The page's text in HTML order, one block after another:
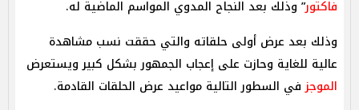
فاكتور” وذلك بعد النجاح المدوي المواسم الماضية له.
وذلك بعد عرض أولى حلقاته والتي حققت نسب مشاهدة
عالية للغاية وحازت على إعجاب الجمهور بشكل كبير ويستعرض
الموجزفي السطور التالية مواعيد عرض الحلقات القادمة.